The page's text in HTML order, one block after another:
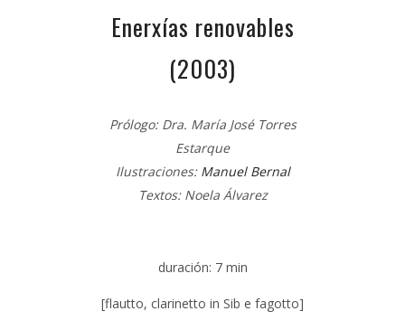
Enerxías renovables
(2003)
Prólogo: Dra. María José Torres
Estarque
Ilustraciones: Manuel Bernal
Textos: Noela Álvarez
duración: 7 min
[flautto, clarinetto in Sib e fagotto]